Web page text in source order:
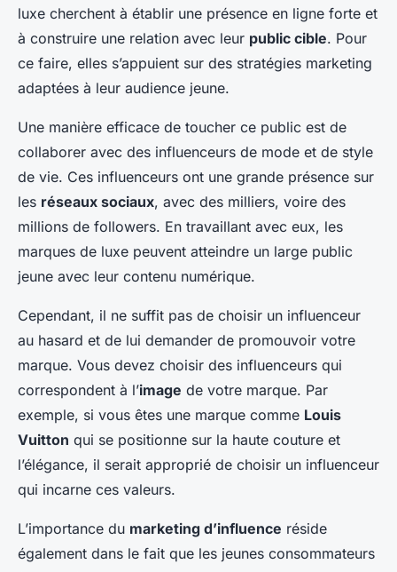
luxe cherchent à établir une présence en ligne forte et
à construire une relation avec leur public cible. Pour
ce faire, elles s’appuient sur des stratégies marketing
adaptées à leur audience jeune.
Une manière efficace de toucher ce public est de
collaborer avec des influenceurs de mode et de style
de vie. Ces influenceurs ont une grande présence sur
les réseaux sociaux, avec des milliers, voire des
millions de followers. En travaillant avec eux, les
marques de luxe peuvent atteindre un large public
jeune avec leur contenu numérique.
Cependant, il ne suffit pas de choisir un influenceur
au hasard et de lui demander de promouvoir votre
marque. Vous devez choisir des influenceurs qui
correspondent à l’image de votre marque. Par
exemple, si vous êtes une marque comme Louis
Vuitton qui se positionne sur la haute couture et
l’élégance, il serait approprié de choisir un influenceur
qui incarne ces valeurs.
L’importance du marketing d’influence réside
également dans le fait que les jeunes consommateurs